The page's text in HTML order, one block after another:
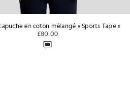
en coton mélangé « Sports Tape »
£80.00